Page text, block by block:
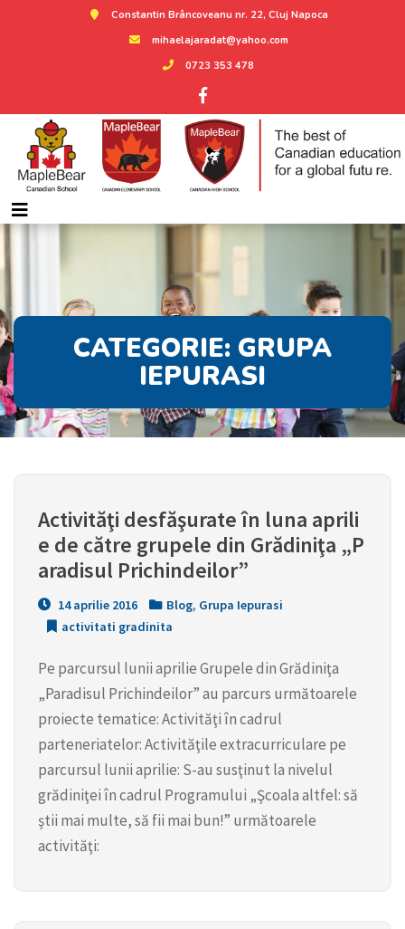
Constantin Brâncoveanu nr. 22, Cluj Napoca
mihaelajaradat@yahoo.com
0723 353 478
CATEGORIE: GRUPA
IEPURASI
Activităţi desfăşurate în luna aprili
e de către grupele din Grădiniţa „P
aradisul Prichindeilor”
14 aprilie 2016 Blog, Grupa Iepurasi
activitati gradinita
Pe parcursul lunii aprilie Grupele din Grădiniţa
„Paradisul Prichindeilor” au parcurs următoarele
proiecte tematice: Activităţi în cadrul
parteneriatelor: Activităţile extracurriculare pe
parcursul lunii aprilie: S-au susţinut la nivelul
grădiniţei în cadrul Programului „Şcoala altfel: să
ştii mai multe, să fii mai bun!” următoarele
activităţi: